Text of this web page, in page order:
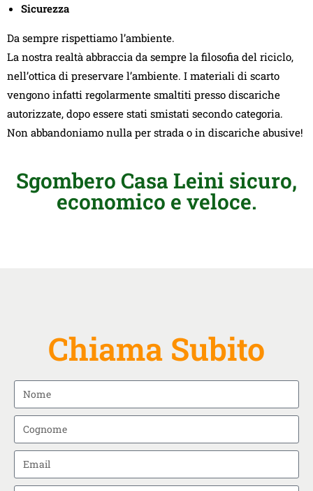
Sicurezza
Da sempre rispettiamo l’ambiente.
La nostra realtà abbraccia da sempre la filosofia del riciclo,
nell’ottica di preservare l’ambiente. I materiali di scarto
vengono infatti regolarmente smaltiti presso discariche
autorizzate, dopo essere stati smistati secondo categoria.
Non abbandoniamo nulla per strada o in discariche abusive!
Sgombero Casa Leini sicuro,
economico e veloce.
Chiama Subito